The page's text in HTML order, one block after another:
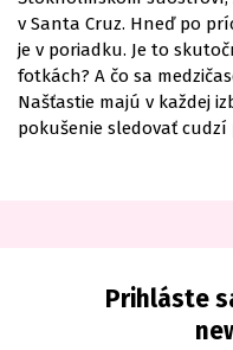
v Santa Cruz. Hneď po
je v poriadku. Je to
fotkách? A čo sa
Našťastie majú v každej
pokušenie sledovať cudzí
Prihláste